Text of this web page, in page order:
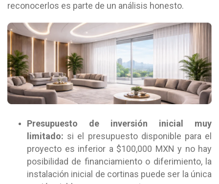
reconocerlos es parte de un análisis honesto.
Presupuesto de inversión inicial muy
limitado: si el presupuesto disponible para el
proyecto es inferior a $100,000 MXN y no hay
posibilidad de financiamiento o diferimiento, la
instalación inicial de cortinas puede ser la única